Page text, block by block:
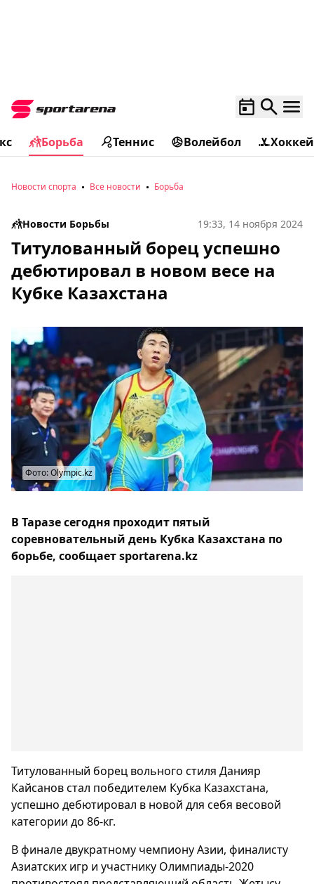
Борьба Теннис Волейбол Хоккей
Новости спорта Все новости Борьба
Новости Борьбы 19:33, 14 ноября 2024
Титулованный борец успешно
дебютировал в новом весе на
Кубке Казахстана
Фото: Olympic.kz
В Таразе сегодня проходит пятый
соревновательный день Кубка Казахстана по
борьбе, сообщает sportarena.kz
Титулованный борец вольного стиля Данияр
Кайсанов стал победителем Кубка Казахстана,
успешно дебютировал в новой для себя весовой
категории до 86-кг.
В финале двукратному чемпиону Азии, финалисту
Азиатских игр и участнику Олимпиады-2020